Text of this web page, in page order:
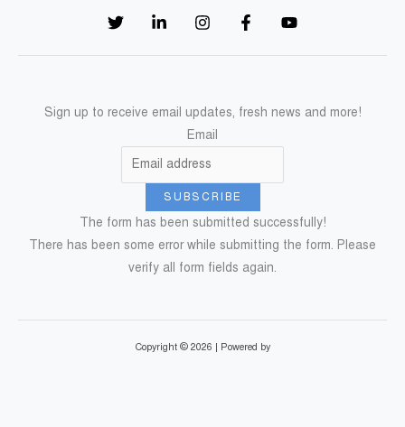
Sign up to receive email updates, fresh news and more!
Email
SUBSCRIBE
The form has been submitted successfully!
There has been some error while submitting the form. Please
verify all form fields again.
Copyright © 2026 | Powered by